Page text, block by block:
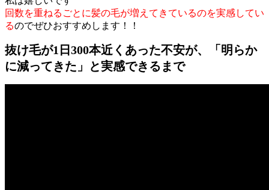
回数を重ねるごとに髪の毛が増えてきているのを実感してい
るのでぜひおすすめします！！
抜け毛が1日300本近くあった不安が、「明らか
に減ってきた」と実感できるまで